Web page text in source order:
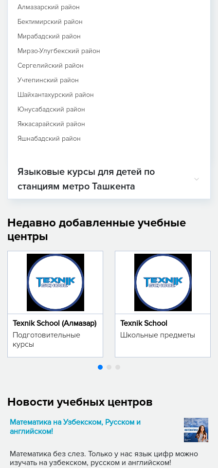
Алмазарский район
Бектимирский район
Мирабадский район
Мирзо-Улугбекский район
Сергелийский район
Учтепинский район
Шайхантахурский район
Юнусабадский район
Яккасарайский район
Яшнабадский район
Языковые курсы для детей по
станциям метро Ташкента
Недавно добавленные учебные
центры
Texnik School (Алмазар)
Подготовительные
курсы
Texnik School
Школьные предметы
Новости учебных центров
Математика на Узбекском, Русском и
английском!
Математика без слез. Только у нас язык цифр можно
изучать на узбекском, русском и английском!